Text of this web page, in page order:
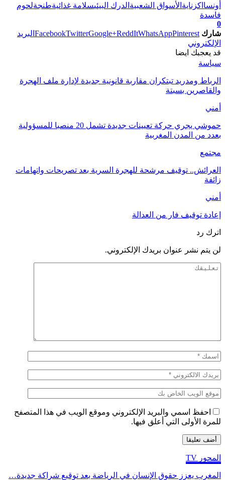
أونسا اكزناية الأسواق الشعبية الدرك البيئيسلامة غذائيةطنجةلحوم
فاسدة
0
شارك
FacebookTwitterGoogle+ReddItWhatsAppPinterest
البريد
الإلكتروني
قد يعجبك ايضا
سياسة
الرباط ومدريد تبتكران مقاربة قانونية جديدة لإدارة ملف الهجرة
والقاصرين بسبتة
أمني
حموشي يجري حركة تعيينات جديدة تشمل 20 منصبا للمسؤولية
بعدد من المدن المغربية
مجتمع
العرائش.. توقيف مرشحة للهجرة السرية بعد تصريحات واتهامات
زائفة
أمني
إعادة توقيف فار من العدالة
اترك رد
لن يتم نشر عنوان بريدك الإلكتروني.
احفظ اسمي والبريد الإلكتروني وموقع الويب في هذا المتصفح
للمرة الأولى التي أعلق فيها.
المحور TV
المغرب يعزز حقوق الإنسان في الرياضة بعد توقيع شراكة جديدة…